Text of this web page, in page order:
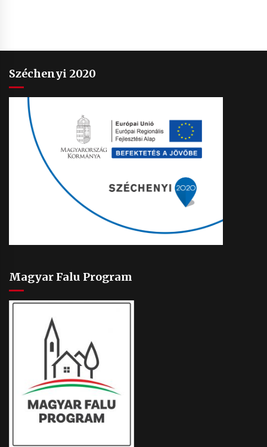
Széchenyi 2020
Magyar Falu Program